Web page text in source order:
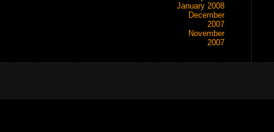
January 2008
December
2007
November
2007